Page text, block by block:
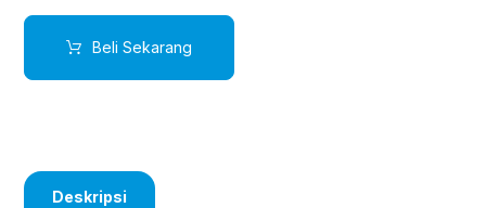
Beli Sekarang
Deskripsi